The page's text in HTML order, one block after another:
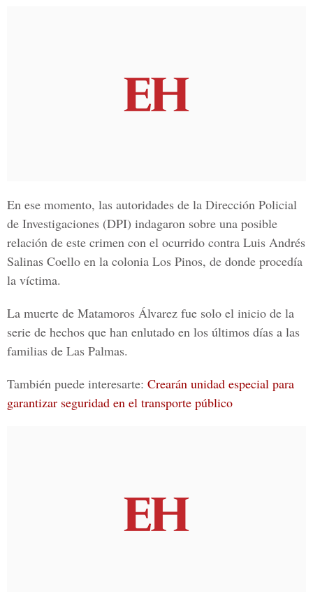
En ese momento, las autoridades de la Dirección Policial
de Investigaciones (DPI) indagaron sobre una posible
relación de este crimen con el ocurrido contra Luis Andrés
Salinas Coello en la colonia Los Pinos, de donde procedía
la víctima.
La muerte de Matamoros Álvarez fue solo el inicio de la
serie de hechos que han enlutado en los últimos días a las
familias de Las Palmas.
También puede interesarte: Crearán unidad especial para
garantizar seguridad en el transporte público